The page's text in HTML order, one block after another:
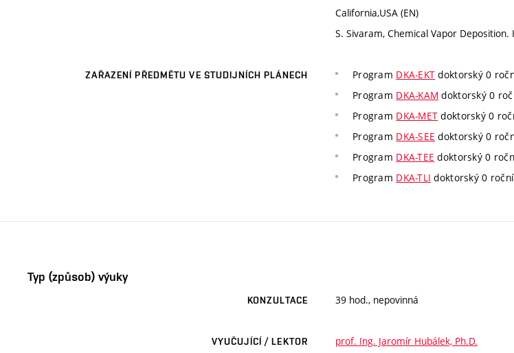
California,USA (EN)
S. Sivaram, Chemical Vapor
ZAŘAZENÍ PŘEDMĚTU VE STUDIJNÍCH PLÁNECH Program DKA-EKT doktorský 0
Program DKA-KAM doktorský 0
Program DKA-MET doktorský 0
Program DKA-SEE doktorský 0
Program DKA-TEE doktorský 0
Program DKA-TLI doktorský 0
Typ (způsob) výuky
KONZULTACE 39 hod., nepovinná
VYUČUJÍCÍ / LEKTOR prof. Ing. Jaromír Hubálek, Ph.D.